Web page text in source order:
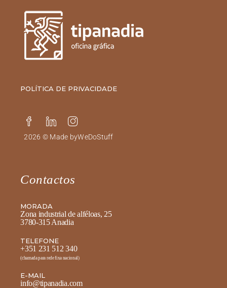
POLÍTICA DE PRIVACIDADE
2026 © Made byWeDoStuff
Contactos
MORADA
Zona industrial de alféloas, 25
3780-315 Anadia
TELEFONE
+351 231 512 340
(chamada para rede fixa nacional)
E-MAIL
info@tipanadia.com